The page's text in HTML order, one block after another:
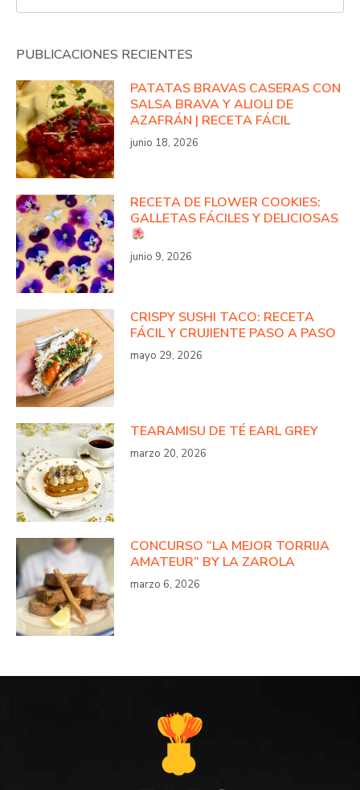
PUBLICACIONES RECIENTES
PATATAS BRAVAS CASERAS CON
SALSA BRAVA Y ALIOLI DE
AZAFRÁN | RECETA FÁCIL
junio 18, 2026
RECETA DE FLOWER COOKIES:
GALLETAS FÁCILES Y DELICIOSAS
junio 9, 2026
CRISPY SUSHI TACO: RECETA
FÁCIL Y CRUJIENTE PASO A PASO
mayo 29, 2026
TEARAMISU DE TÉ EARL GREY
marzo 20, 2026
CONCURSO “LA MEJOR TORRIJA
AMATEUR” BY LA ZAROLA
marzo 6, 2026